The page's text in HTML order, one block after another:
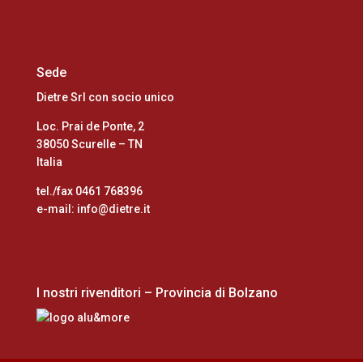
Sede
Dietre Srl con socio unico
Loc. Prai de Ponte, 2
38050 Scurelle – TN
Italia
tel./fax 0461 768396
e-mail: info@dietre.it
I nostri rivenditori – Provincia di Bolzano